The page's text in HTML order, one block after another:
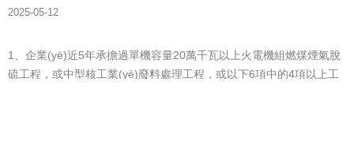
2025-05-12
1、企業(yè)近5年承擔過單機容量20萬千瓦以上火電機組燃煤煙氣脫
硫工程，或中型核工業(yè)廢料處理工程，或以下6項中的4項以上工